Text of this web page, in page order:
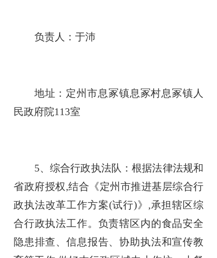
负责人： 于沛
地址：定州市息冢镇息冢村息冢镇人
民政府院113室
5、综合行政执法队：根据法律法规和
省政府授权,结合《定州市推进基层综合行
政执法改革工作方案(试行)》,承担辖区综
合行政执法工作。负责辖区内的食品安全
隐患排查、信息报告、协助执法和宣传教